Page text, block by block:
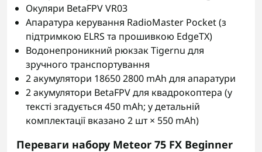
Окуляри BetaFPV VR03
Апаратура керування RadioMaster Pocket (з
підтримкою ELRS та прошивкою EdgeTX)
Водонепроникний рюкзак Tigernu для
зручного транспортування
2 акумулятори 18650 2800 mAh для апаратури
2 акумулятори BetaFPV для квадрокоптера (у
тексті згадується 450 mAh; у детальній
комплектації вказано 2 шт × 550 mAh)
Переваги набору Meteor 75 FX Beginner